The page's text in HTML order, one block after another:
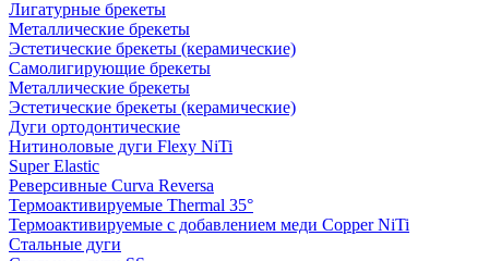
Лигатурные брекеты
Металлические брекеты
Эстетические брекеты (керамические)
Самолигирующие брекеты
Металлические брекеты
Эстетические брекеты (керамические)
Дуги ортодонтические
Нитиноловые дуги Flexy NiTi
Super Elastic
Реверсивные Curva Reversa
Термоактивируемые Thermal 35°
Термоактивируемые с добавлением меди Copper NiTi
Стальные дуги